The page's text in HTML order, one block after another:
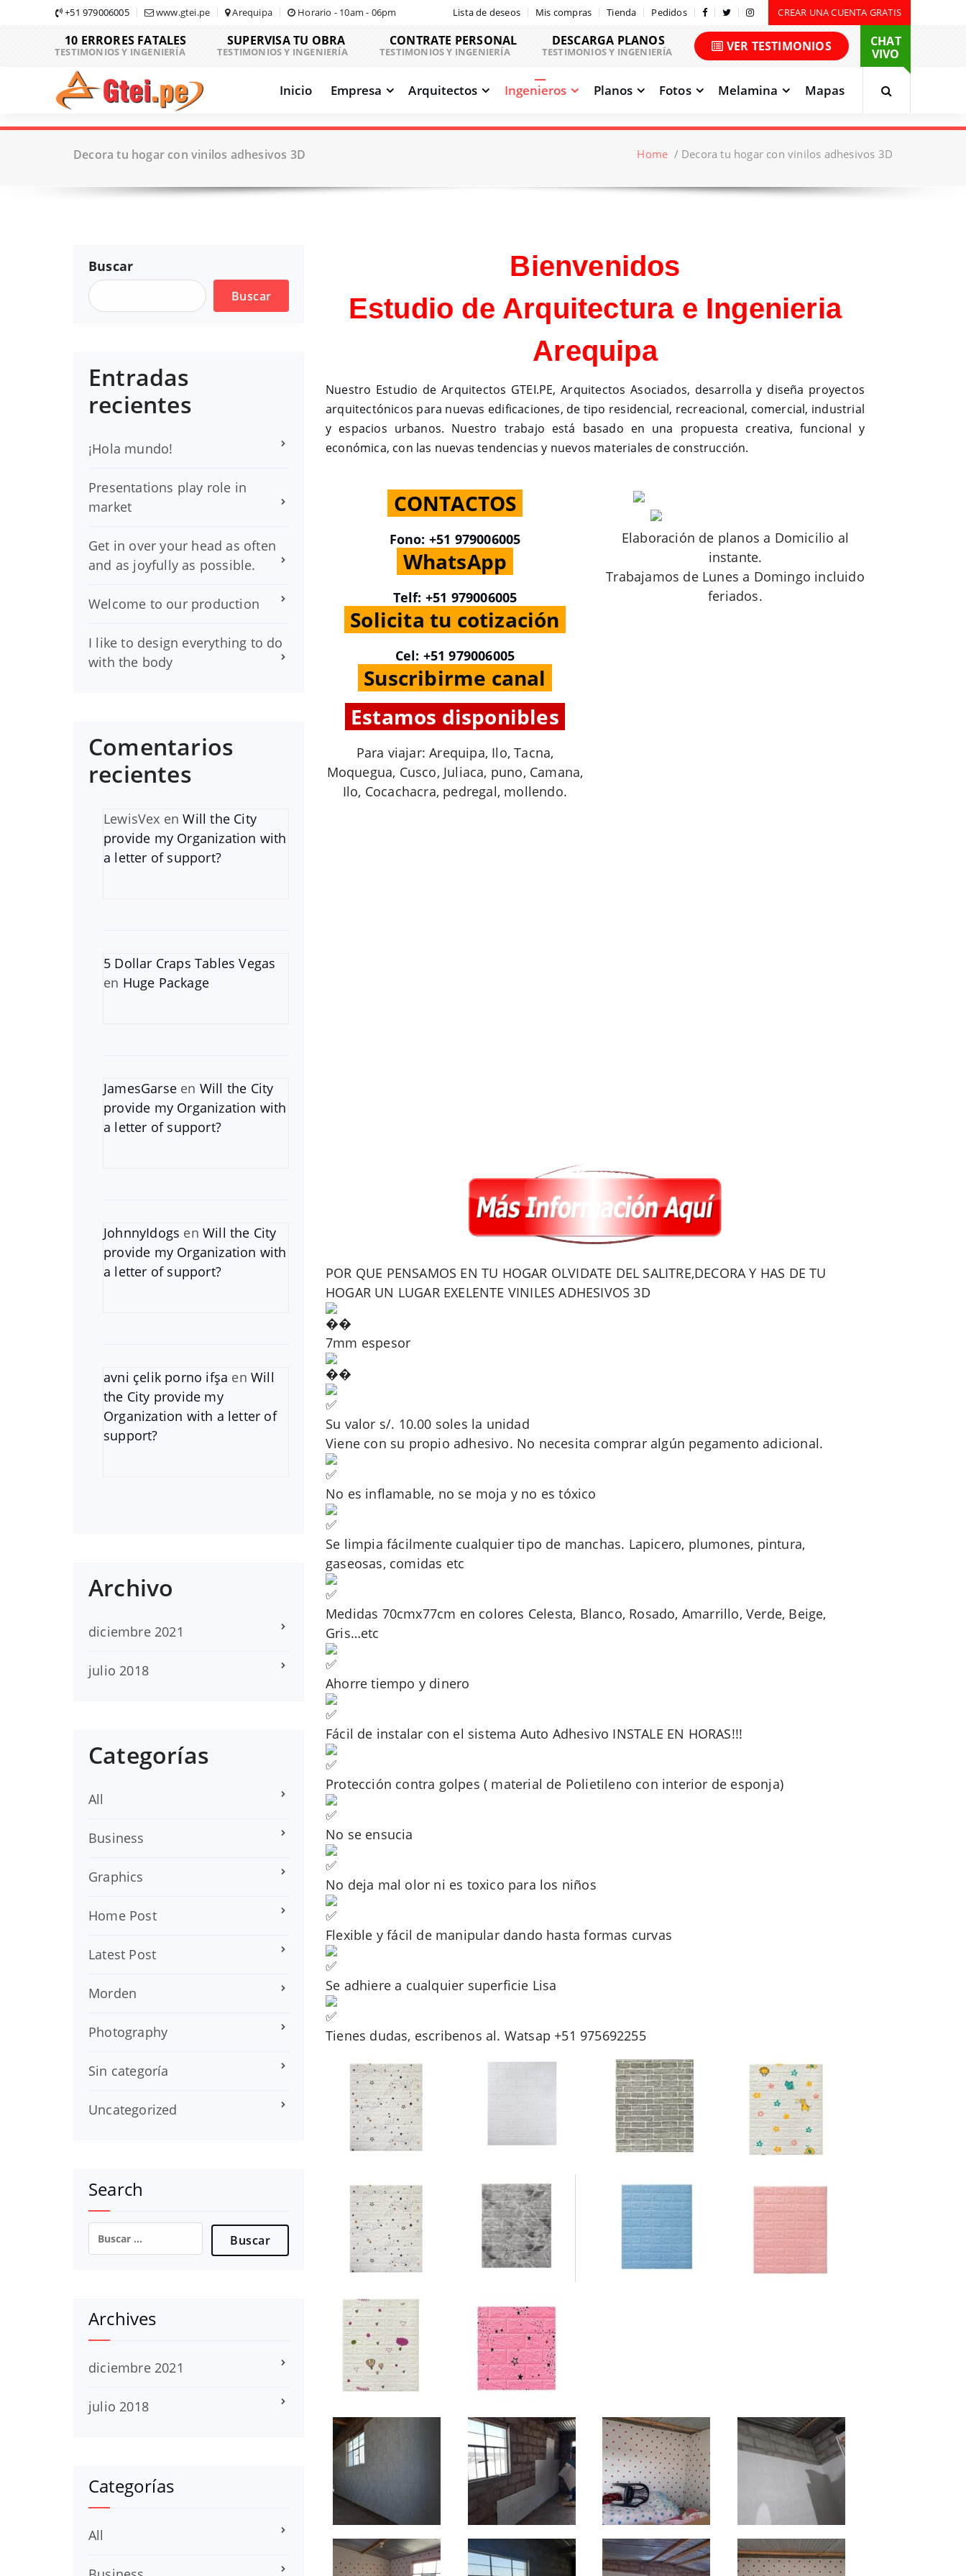
+51 979006005 www.gtei.pe Arequipa Horario - 10am - 06pm Lista de deseos Mis compras Tienda Pedidos CREAR UNA CUENTA GRATIS
10 ERRORES FATALES
TESTIMONIOS Y INGENIERÍA
SUPERVISA TU OBRA
TESTIMONIOS Y INGENIERÍA
CONTRATE PERSONAL
TESTIMONIOS Y INGENIERÍA
DESCARGA PLANOS
TESTIMONIOS Y INGENIERÍA VER TESTIMONIOS
CHAT
VIVO
Inicio Empresa Arquitectos Ingenieros Planos Fotos Melamina Mapas
Decora tu hogar con vinilos adhesivos 3D Home / Decora tu hogar con vinilos adhesivos 3D
Buscar
Buscar
Entradas
recientes
¡Hola mundo!
Presentations play role in
market
Get in over your head as often
and as joyfully as possible.
Welcome to our production
I like to design everything to do
with the body
Comentarios
recientes
LewisVex enWill the City
provide my Organization with
a letter of support?
5 Dollar Craps Tables Vegas
en Huge Package
JamesGarse en Will the City
provide my Organization with
a letter of support?
JohnnyIdogs enWill the City
provide my Organization with
a letter of support?
avni çelik porno ifşa enWill
the City provide my
Organization with a letter of
support?
Archivo
diciembre 2021
julio 2018
Categorías
All
Business
Graphics
Home Post
Latest Post
Morden
Photography
Sin categoría
Uncategorized
Search
Buscar:
Archives
diciembre 2021
julio 2018
Categorías
All
Bienvenidos
Estudio de Arquitectura e Ingenieria
Arequipa
Nuestro Estudio de Arquitectos GTEI.PE, Arquitectos Asociados, desarrolla y diseña proyectos
arquitectónicos para nuevas edificaciones, de tipo residencial, recreacional, comercial, industrial
y espacios urbanos. Nuestro trabajo está basado en una propuesta creativa, funcional y
económica, con las nuevas tendencias y nuevos materiales de construcción.
CONTACTOS
Fono: +51 979006005
WhatsApp
Telf: +51 979006005
Solicita tu cotización
Cel: +51 979006005
Suscribirme canal
Estamos disponibles
Para viajar: Arequipa, Ilo, Tacna,
Moquegua, Cusco, Juliaca, puno, Camana,
Ilo, Cocachacra, pedregal, mollendo.
Elaboración de planos a Domicilio al
instante.
Trabajamos de Lunes a Domingo incluido
feriados.
POR QUE PENSAMOS EN TU HOGAR OLVIDATE DEL SALITRE,DECORA Y HAS DE TU
HOGAR UN LUGAR EXELENTE VINILES ADHESIVOS 3D
7mm espesor
Su valor s/. 10.00 soles la unidad
Viene con su propio adhesivo. No necesita comprar algún pegamento adicional.
No es inflamable, no se moja y no es tóxico
Se limpia fácilmente cualquier tipo de manchas. Lapicero, plumones, pintura,
gaseosas, comidas etc
Medidas 70cmx77cm en colores Celesta, Blanco, Rosado, Amarrillo, Verde, Beige,
Gris…etc
Ahorre tiempo y dinero
Fácil de instalar con el sistema Auto Adhesivo INSTALE EN HORAS!!!
Protección contra golpes ( material de Polietileno con interior de esponja)
No se ensucia
No deja mal olor ni es toxico para los niños
Flexible y fácil de manipular dando hasta formas curvas
Se adhiere a cualquier superficie Lisa
Tienes dudas, escribenos al. Watsap +51 975692255